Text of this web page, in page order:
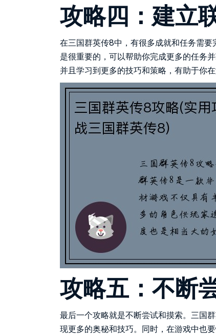
攻略四：建立
在三国群英传8中，有很多成就和任务需
是很重要的，可以帮助你完成更多的任务
并且学习到更多的技巧和策略，有助于你在
攻略五：不断
最后一个攻略就是不断尝试和摸索。三国
现更多的奥秘和技巧。同时，在游戏中也